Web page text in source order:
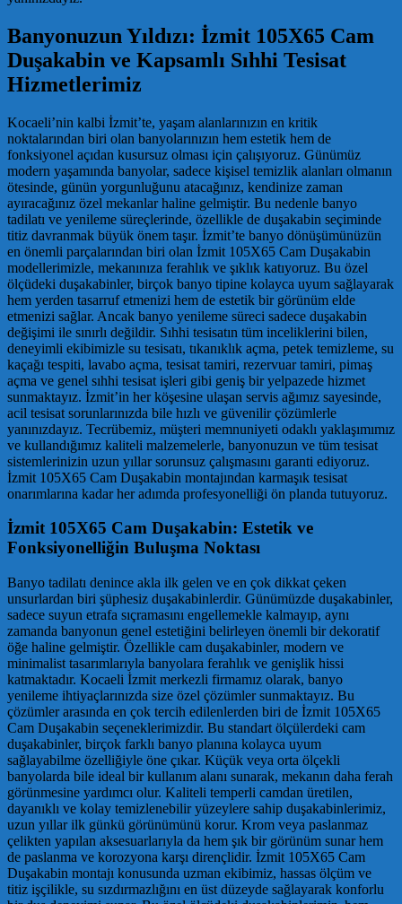
Banyonuzun Yıldızı: İzmit 105X65 Cam
Duşakabin ve Kapsamlı Sıhhi Tesisat
Hizmetlerimiz
Kocaeli’nin kalbi İzmit’te, yaşam alanlarınızın en kritik
noktalarından biri olan banyolarınızın hem estetik hem de
fonksiyonel açıdan kusursuz olması için çalışıyoruz. Günümüz
modern yaşamında banyolar, sadece kişisel temizlik alanları olmanın
ötesinde, günün yorgunluğunu atacağınız, kendinize zaman
ayıracağınız özel mekanlar haline gelmiştir. Bu nedenle banyo
tadilatı ve yenileme süreçlerinde, özellikle de duşakabin seçiminde
titiz davranmak büyük önem taşır. İzmit’te banyo dönüşümünüzün
en önemli parçalarından biri olan İzmit 105X65 Cam Duşakabin
modellerimizle, mekanınıza ferahlık ve şıklık katıyoruz. Bu özel
ölçüdeki duşakabinler, birçok banyo tipine kolayca uyum sağlayarak
hem yerden tasarruf etmenizi hem de estetik bir görünüm elde
etmenizi sağlar. Ancak banyo yenileme süreci sadece duşakabin
değişimi ile sınırlı değildir. Sıhhi tesisatın tüm inceliklerini bilen,
deneyimli ekibimizle su tesisatı, tıkanıklık açma, petek temizleme, su
kaçağı tespiti, lavabo açma, tesisat tamiri, rezervuar tamiri, pimaş
açma ve genel sıhhi tesisat işleri gibi geniş bir yelpazede hizmet
sunmaktayız. İzmit’in her köşesine ulaşan servis ağımız sayesinde,
acil tesisat sorunlarınızda bile hızlı ve güvenilir çözümlerle
yanınızdayız. Tecrübemiz, müşteri memnuniyeti odaklı yaklaşımımız
ve kullandığımız kaliteli malzemelerle, banyonuzun ve tüm tesisat
sistemlerinizin uzun yıllar sorunsuz çalışmasını garanti ediyoruz.
İzmit 105X65 Cam Duşakabin montajından karmaşık tesisat
onarımlarına kadar her adımda profesyonelliği ön planda tutuyoruz.
İzmit 105X65 Cam Duşakabin: Estetik ve
Fonksiyonelliğin Buluşma Noktası
Banyo tadilatı denince akla ilk gelen ve en çok dikkat çeken
unsurlardan biri şüphesiz duşakabinlerdir. Günümüzde duşakabinler,
sadece suyun etrafa sıçramasını engellemekle kalmayıp, aynı
zamanda banyonun genel estetiğini belirleyen önemli bir dekoratif
öğe haline gelmiştir. Özellikle cam duşakabinler, modern ve
minimalist tasarımlarıyla banyolara ferahlık ve genişlik hissi
katmaktadır. Kocaeli İzmit merkezli firmamız olarak, banyo
yenileme ihtiyaçlarınızda size özel çözümler sunmaktayız. Bu
çözümler arasında en çok tercih edilenlerden biri de İzmit 105X65
Cam Duşakabin seçeneklerimizdir. Bu standart ölçülerdeki cam
duşakabinler, birçok farklı banyo planına kolayca uyum
sağlayabilme özelliğiyle öne çıkar. Küçük veya orta ölçekli
banyolarda bile ideal bir kullanım alanı sunarak, mekanın daha ferah
görünmesine yardımcı olur. Kaliteli temperli camdan üretilen,
dayanıklı ve kolay temizlenebilir yüzeylere sahip duşakabinlerimiz,
uzun yıllar ilk günkü görünümünü korur. Krom veya paslanmaz
çelikten yapılan aksesuarlarıyla da hem şık bir görünüm sunar hem
de paslanma ve korozyona karşı dirençlidir. İzmit 105X65 Cam
Duşakabin montajı konusunda uzman ekibimiz, hassas ölçüm ve
titiz işçilikle, su sızdırmazlığını en üst düzeyde sağlayarak konforlu